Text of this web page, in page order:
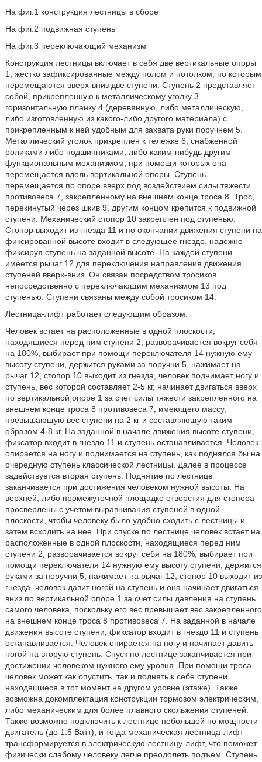
На фиг.1 конструкция лестницы в сборе
На фиг.2 подвижная ступень
На фиг.3 переключающий механизм
Конструкция лестницы включает в себя две вертикальные опоры
1, жестко зафиксированные между полом и потолком, по которым
перемещаются вверх-вниз две ступени. Ступень 2 представляет
собой, прикрепленную к металлическому уголку 3
горизонтальную планку 4 (деревянную, либо металлическую,
либо изготовленную из какого-либо другого материала) с
прикрепленным к ней удобным для захвата руки поручнем 5.
Металлический уголок прикреплен к тележке 6, снабженной
роликами либо подшипниками, либо каким-нибудь другим
функциональным механизмом, при помощи которых она
перемещается вдоль вертикальной опоры. Ступень
перемещается по опоре вверх под воздействием силы тяжести
противовеса 7, закрепленному на внешнем конце троса 8. Трос,
перекинутый через шкив 9, другим концом крепится к подвижной
ступени. Механический стопор 10 закреплен под ступенью.
Стопор выходит из гнезда 11 и по окончании движения ступени на
фиксированной высоте входит в следующее гнездо, надежно
фиксируя ступень на заданной высоте. На каждой ступени
имеется рычаг 12 для переключения направления движения
ступеней вверх-вниз. Он связан посредством тросиков
непосредственно с переключающим механизмом 13 под
ступенью. Ступени связаны между собой тросиком 14.
Лестница-лифт работает следующим образом:
Человек встает на расположенные в одной плоскости,
находящиеся перед ним ступени 2, разворачивается вокруг себя
на 180%, выбирает при помощи переключателя 14 нужную ему
высоту ступени, держится руками за поручни 5, нажимает на
рычаг 12, стопор 10 выходит из гнезда, человек поднимает ногу и
ступень, вес которой составляет 2-5 кг, начинает двигаться вверх
по вертикальной опоре 1 за счет силы тяжести закрепленного на
внешнем конце троса 8 противовеса 7, имеющего массу,
превышающую вес ступени на 2 кг и составляющую таким
образом 4-8 кг. На заданной в начале движения высоте ступени,
фиксатор входит в гнездо 11 и ступень останавливается. Человек
опирается на ногу и поднимается на ступень, как поднялся бы на
очередную ступень классической лестницы. Далее в процессе
задействуется вторая ступень. Поднятие по лестнице
заканчивается при достижения человеком нужной высоты. На
верхней, либо промежуточной площадке отверстия для стопора
просверлены с учетом выравнивания ступеней в одной
плоскости, чтобы человеку было удобно сходить с лестницы и
затем всходить на нее. При спуске по лестнице человек встает на
расположенные в одной плоскости, находящиеся перед ним
ступени 2, разворачивается вокруг себя на 180%, выбирает при
помощи переключателя 14 нужную ему высоту ступени, держится
руками за поручни 5, нажимает на рычаг 12, стопор 10 выходит из
гнезда, человек давит ногой на ступень и она начинает двигаться
вниз по вертикальной опоре 1 за счет силы давления на ступень
самого человека, поскольку его вес превышает вес закрепленного
на внешнем конце троса 8 противовеса 7. На заданной в начале
движения высоте ступени, фиксатор входит в гнездо 11 и ступень
останавливается. Человек опирается на ногу и начинает давить
ногой на вторую ступень. Спуск по лестнице заканчивается при
достижении человеком нужного ему уровня. При помощи троса
человек может как опустить, так и поднять к себе ступени,
находящиеся в тот момент на другом уровне (этаже). Также
возможна докомплектация конструкции тормозом электрическим,
либо механическим для более плавного скольжения ступеней.
Также возможно подключить к лестнице небольшой по мощности
двигатель (до 1.5 Ватт), и тогда механическая лестница-лифт
трансформируется в электрическую лестницу-лифт, что поможет
физически слабому человеку легче преодолеть подъем. Ступень